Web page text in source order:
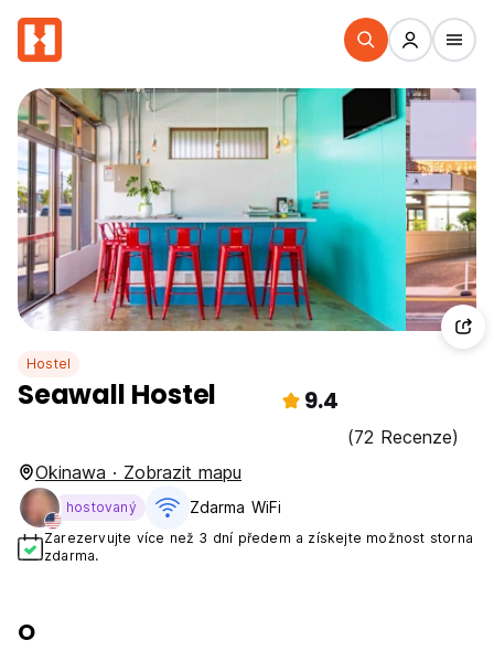
Hostel
Seawall Hostel 9.4
(72 Recenze)
Okinawa · Zobrazit mapu
hostovaný Zdarma WiFi
Zarezervujte více než 3 dní předem a získejte možnost storna
zdarma.
O